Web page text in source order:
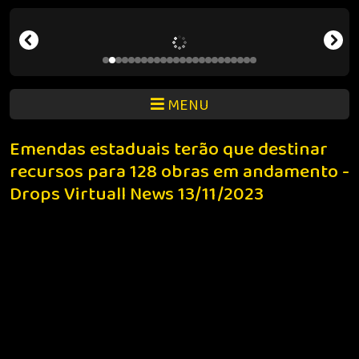
MENU
Emendas estaduais terão que destinar
recursos para 128 obras em andamento -
Drops Virtuall News 13/11/2023